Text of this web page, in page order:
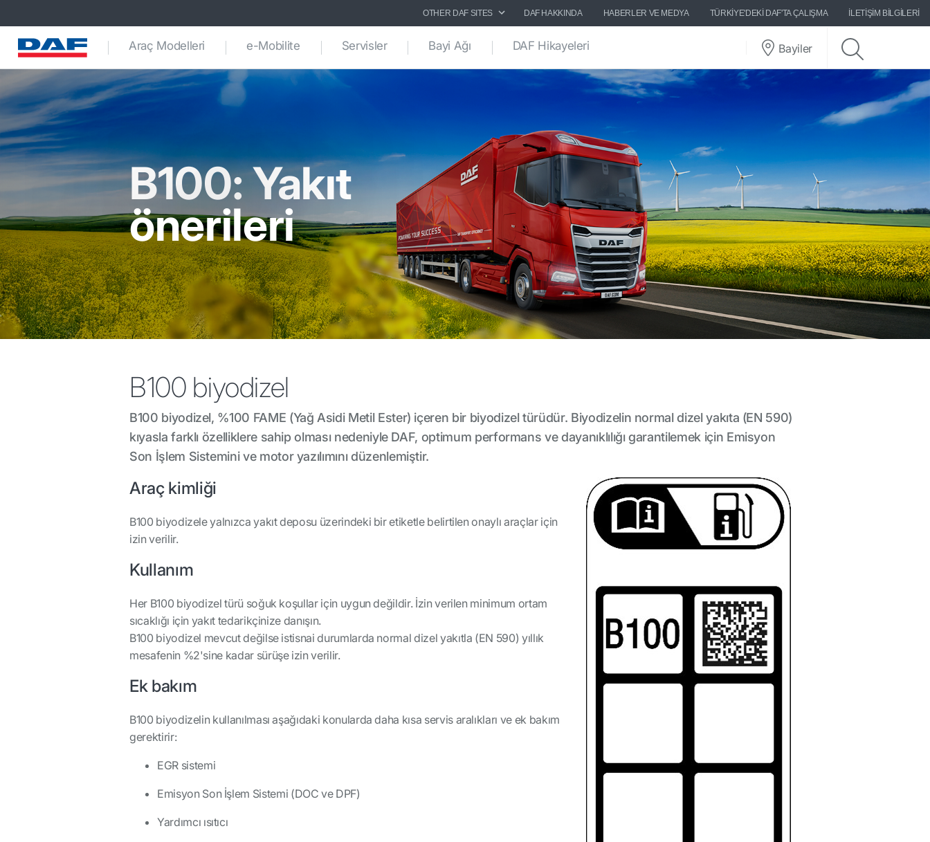
OTHER DAF SITES DAF HAKKINDA HABERLER VE MEDYA TÜRKIYE'DEKI DAF'TA ÇALIŞMA İLETIŞIM BILGILERI
Araç Modelleri e-Mobilite Servisler Bayi Ağı DAF Hikayeleri Bayiler
B100: Yakıt
önerileri
B100 biyodizel
B100 biyodizel, %100 FAME (Yağ Asidi Metil Ester) içeren bir biyodizel türüdür. Biyodizelin normal dizel yakıta (EN 590)
kıyasla farklı özelliklere sahip olması nedeniyle DAF, optimum performans ve dayanıklılığı garantilemek için Emisyon
Son İşlem Sistemini ve motor yazılımını düzenlemiştir.
Araç kimliği
B100 biyodizele yalnızca yakıt deposu üzerindeki bir etiketle belirtilen onaylı araçlar için
izin verilir.
Kullanım
Her B100 biyodizel türü soğuk koşullar için uygun değildir. İzin verilen minimum ortam
sıcaklığı için yakıt tedarikçinize danışın.
B100 biyodizel mevcut değilse istisnai durumlarda normal dizel yakıtla (EN 590) yıllık
mesafenin %2'sine kadar sürüşe izin verilir.
Ek bakım
B100 biyodizelin kullanılması aşağıdaki konularda daha kısa servis aralıkları ve ek bakım
gerektirir:
EGR sistemi
Emisyon Son İşlem Sistemi (DOC ve DPF)
Yardımcı ısıtıcı